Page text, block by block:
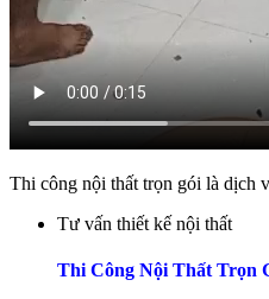
Thi công nội thất trọn gói là dịch
Tư vấn thiết kế nội thất
Thi Công Nội Thất Trọn